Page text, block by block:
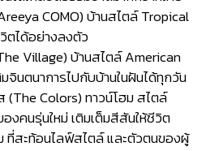
COMO) บ้านสไตล์ Tropical
ตได้อย่างลงตัว
Village) บ้านสไตล์ American
นตนาการไปกับบ้านในฝันได้ทุกวัน
(The Colors) ทาวน์โฮม สไตล์
งคนรุ่นใหม่ เติมเต็มสีสันให้ชีวิต
ที่สะท้อนไลฟ์สไตล์ และตัวตนของผู้